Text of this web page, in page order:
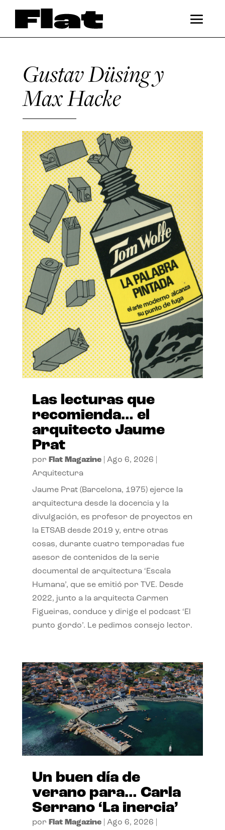
Gustav Düsing y
Max Hacke
Las lecturas que
recomienda… el
arquitecto Jaume
Prat
por Flat Magazine| Ago 6, 2026
Arquitectura
Jaume Prat (Barcelona, 1975) ejerce la
arquitectura desde la docencia y la
divulgación, es profesor de proyectos en
la ETSAB desde 2019 y, entre otras
cosas, durante cuatro temporadas fue
asesor de contenidos de la serie
documental de arquitectura ‘Escala
Humana’, que se emitió por TVE. Desde
2022, junto a la arquitecta Carmen
Figueiras, conduce y dirige el podcast ‘El
punto gordo’. Le pedimos consejo lector.
Un buen día de
verano para… Carla
Serrano ‘La inercia’
por Flat Magazine| Ago 6, 2026